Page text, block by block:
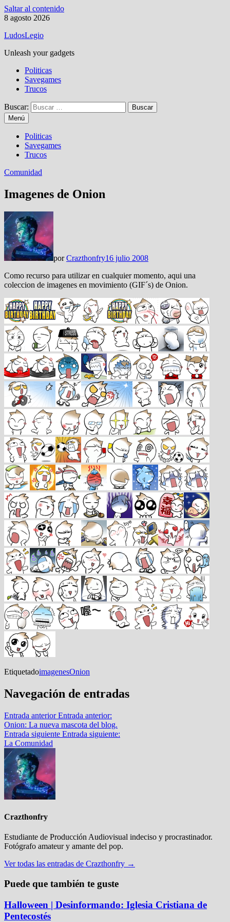
Saltar al contenido
8 agosto 2026
LudosLegio
Unleash your gadgets
Politicas
Savegames
Trucos
Buscar:
Menú
Politicas
Savegames
Trucos
Comunidad
Imagenes de Onion
porCrazthonfry16 julio 2008
Como recurso para utilizar en cualquier momento, aqui una
coleccion de imagenes en movimiento (GIF´s) de Onion.
EtiquetadoimagenesOnion
Navegación de entradas
Entrada anterior Entrada anterior:
Onion: La nueva mascota del blog.
Entrada siguiente Entrada siguiente:
La Comunidad
Crazthonfry
Estudiante de Producción Audiovisual indeciso y procrastinador.
Fotógrafo amateur y amante del pop.
Ver todas las entradas de Crazthonfry →
Puede que también te guste
Halloween | Desinformando: Iglesia Cristiana de
Pentecostés